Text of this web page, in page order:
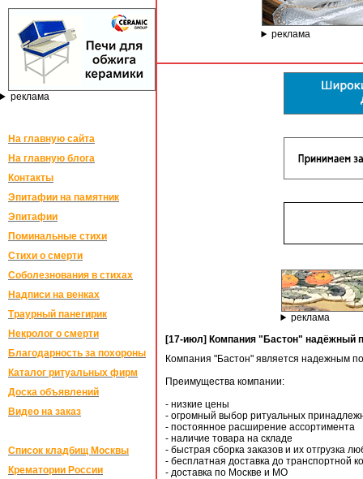
реклама
На главную сайта
На главную блога
Контакты
Эпитафии на памятник
Эпитафии
Поминальные стихи
Стихи о смерти
Соболезнования в стихах
Надписи на венках
Траурный панегирик
Некролог о смерти
Благодарность за похороны
Каталог ритуальных фирм
Доска объявлений
Видео на заказ
Список кладбищ Москвы
Крематории России
реклама
реклама
[17-июл] Компания "Бастон" надёжный
Компания "Бастон" является надежным
Преимущества компании:
- низкие цены
- огромный выбор ритуальных
- постоянное расширение ассортимента
- наличие товара на складе
- быстрая сборка заказов и их отгрузка
- бесплатная доставка до транспортной
- доставка по Москве и МО